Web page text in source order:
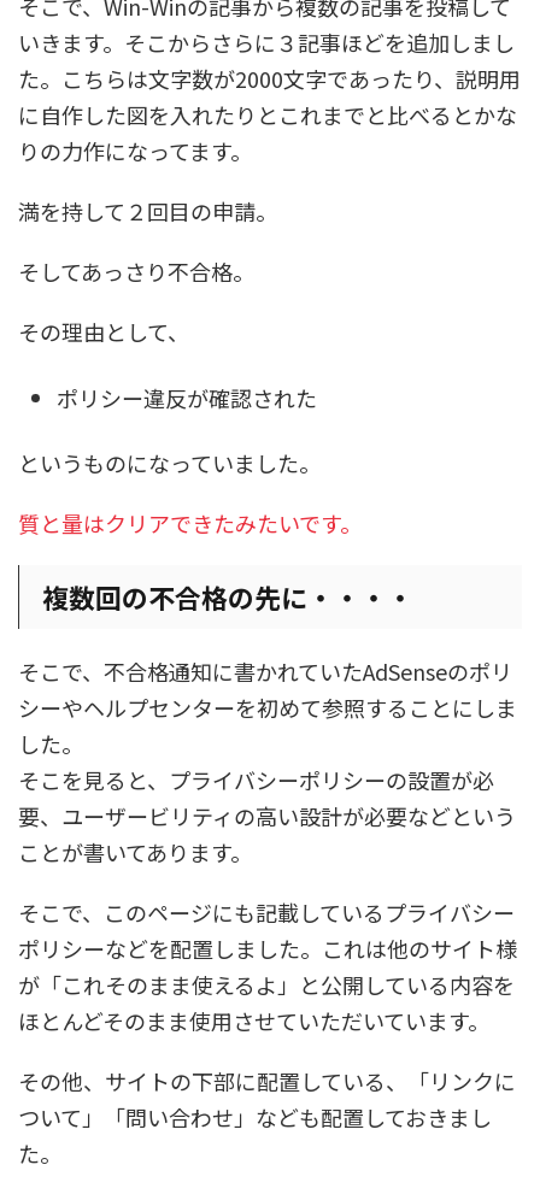
そこで、Win-Winの記事から複数の記事を投稿して
いきます。そこからさらに３記事ほどを追加しまし
た。こちらは文字数が2000文字であったり、説明用
に自作した図を入れたりとこれまでと比べるとかな
りの力作になってます。
満を持して２回目の申請。
そしてあっさり不合格。
その理由として、
ポリシー違反が確認された
というものになっていました。
質と量はクリアできたみたいです。
複数回の不合格の先に・・・・
そこで、不合格通知に書かれていたAdSenseのポリ
シーやヘルプセンターを初めて参照することにしま
した。
そこを見ると、プライバシーポリシーの設置が必
要、ユーザービリティの高い設計が必要などという
ことが書いてあります。
そこで、このページにも記載しているプライバシー
ポリシーなどを配置しました。これは他のサイト様
が「これそのまま使えるよ」と公開している内容を
ほとんどそのまま使用させていただいています。
その他、サイトの下部に配置している、「リンクに
ついて」「問い合わせ」なども配置しておきまし
た。